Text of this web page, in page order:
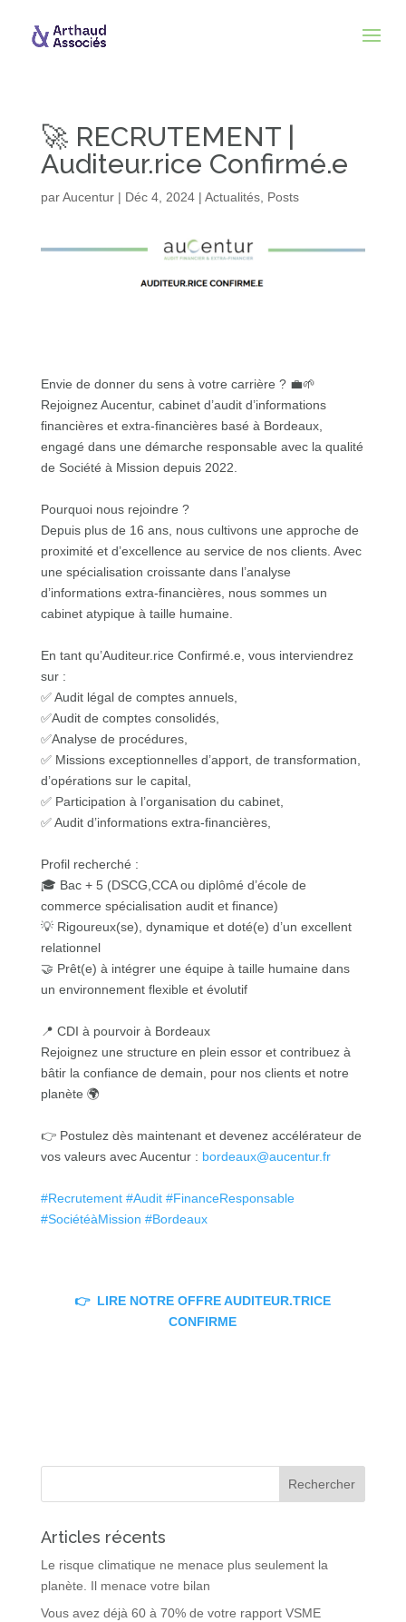
🚀 RECRUTEMENT |
Auditeur.rice Confirmé.e
parAucentur| Déc 4, 2024| Actualités, Posts
Envie de donner du sens à votre carrière ? 💼🌱
Rejoignez Aucentur, cabinet d’audit d’informations
financières et extra-financières basé à Bordeaux,
engagé dans une démarche responsable avec la qualité
de Société à Mission depuis 2022.
Pourquoi nous rejoindre ?
Depuis plus de 16 ans, nous cultivons une approche de
proximité et d’excellence au service de nos clients. Avec
une spécialisation croissante dans l’analyse
d’informations extra-financières, nous sommes un
cabinet atypique à taille humaine.
En tant qu’Auditeur.rice Confirmé.e, vous interviendrez
sur :
✅ Audit légal de comptes annuels,
✅Audit de comptes consolidés,
✅Analyse de procédures,
✅ Missions exceptionnelles d’apport, de transformation,
d’opérations sur le capital,
✅ Participation à l’organisation du cabinet,
✅ Audit d’informations extra-financières,
Profil recherché :
🎓 Bac + 5 (DSCG,CCA ou diplômé d’école de
commerce spécialisation audit et finance)
💡 Rigoureux(se), dynamique et doté(e) d’un excellent
relationnel
🤝 Prêt(e) à intégrer une équipe à taille humaine dans
un environnement flexible et évolutif
📍 CDI à pourvoir à Bordeaux
Rejoignez une structure en plein essor et contribuez à
bâtir la confiance de demain, pour nos clients et notre
planète 🌍
👉 Postulez dès maintenant et devenez accélérateur de
vos valeurs avec Aucentur : bordeaux@aucentur.fr
#Recrutement #Audit #FinanceResponsable
#SociétéàMission #Bordeaux
👉 LIRE NOTRE OFFRE AUDITEUR.TRICE
CONFIRME
Articles récents
Le risque climatique ne menace plus seulement la
planète. Il menace votre bilan
Vous avez déjà 60 à 70% de votre rapport VSME